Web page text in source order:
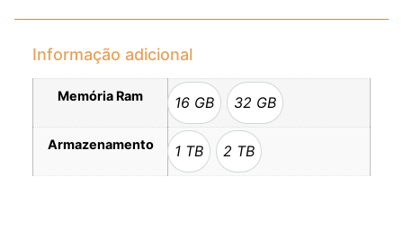
Informação adicional
Memória Ram 16 GB 32 GB
Armazenamento 1 TB 2 TB